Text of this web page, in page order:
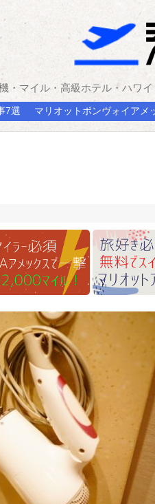
・マイル・高級ホテル・ハワ
7選 マリオットボンヴォイアメ